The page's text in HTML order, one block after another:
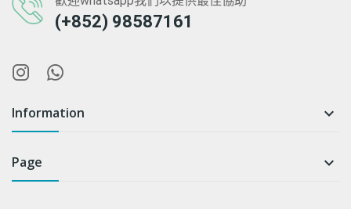
(+852) 98587161
Information 
Page 